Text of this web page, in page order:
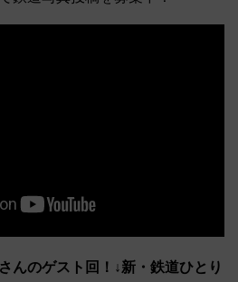
んのゲスト回！↓新・鉄道ひとり